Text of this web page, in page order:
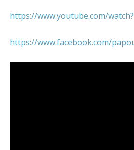
https://www.youtube.com/
https://www.facebook.com/